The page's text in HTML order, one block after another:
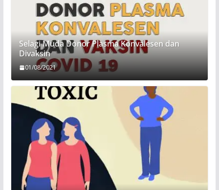
Selagi Muda Donor Plasma Konvalesen dan
Divaksin
01/08/2021